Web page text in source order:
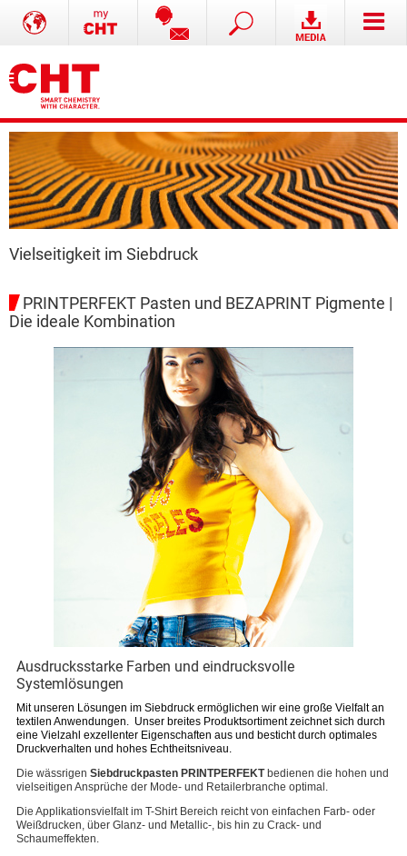
Vielseitigkeit im Siebdruck
PRINTPERFEKT Pasten und BEZAPRINT Pigmente |
Die ideale Kombination
Ausdrucksstarke Farben und eindrucksvolle
Systemlösungen
Mit unseren Lösungen im Siebdruck ermöglichen wir eine große Vielfalt an
textilen Anwendungen. Unser breites Produktsortiment zeichnet sich durch
eine Vielzahl exzellenter Eigenschaften aus und besticht durch optimales
Druckverhalten und hohes Echtheitsniveau.
Die wässrigen Siebdruckpasten PRINTPERFEKTbedienen die hohen und
vielseitigen Ansprüche der Mode- und Retailerbranche optimal.
Die Applikationsvielfalt im T-Shirt Bereich reicht von einfachen Farb- oder
Weißdrucken, über Glanz- und Metallic-, bis hin zu Crack- und
Schaumeffekten.